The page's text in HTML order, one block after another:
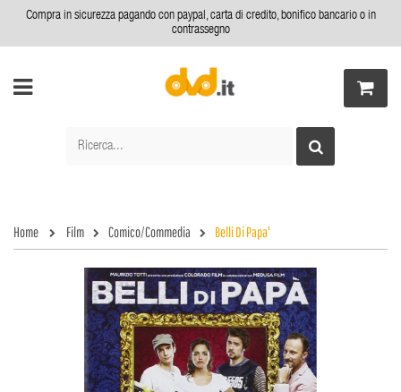
Compra in sicurezza pagando con paypal, carta di credito, bonifico bancario o in
contrassegno
Home Film Comico/Commedia Belli Di Papa'